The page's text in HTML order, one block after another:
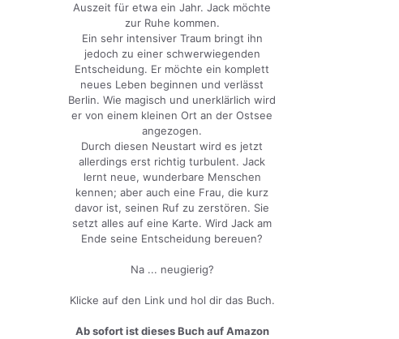
Auszeit für etwa ein Jahr. Jack möchte
zur Ruhe kommen.
Ein sehr intensiver Traum bringt ihn
jedoch zu einer schwerwiegenden
Entscheidung. Er möchte ein komplett
neues Leben beginnen und verlässt
Berlin. Wie magisch und unerklärlich wird
er von einem kleinen Ort an der Ostsee
angezogen.
Durch diesen Neustart wird es jetzt
allerdings erst richtig turbulent. Jack
lernt neue, wunderbare Menschen
kennen; aber auch eine Frau, die kurz
davor ist, seinen Ruf zu zerstören. Sie
setzt alles auf eine Karte. Wird Jack am
Ende seine Entscheidung bereuen?
Na ... neugierig?
Klicke auf den Link und hol dir das Buch.
Ab sofort ist dieses Buch auf Amazon